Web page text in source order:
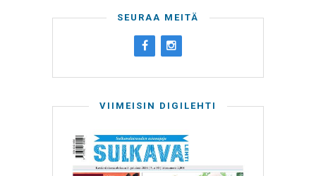
SEURAA MEITÄ
VIIMEISIN DIGILEHTI